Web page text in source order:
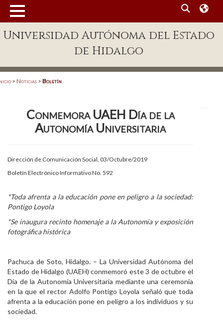
Enlaces
Patronato
Publicaciones en línea
Acreditación Internacional
Alumnado
Personal
Visitantes
Universidad Autónoma del Estado
de Hidalgo
> Noticias > Boletín
Conmemora UAEH Día de la
Autonomía Universitaria
Dirección de Comunicación Social, 03/Octubre/2019
Boletín Electrónico Informativo No. 592
*Toda afrenta a la educación pone en peligro a la sociedad:
Pontigo Loyola
*Se inaugura recinto homenaje a la Autonomía y exposición
fotográfica histórica
Pachuca de Soto, Hidalgo. – La Universidad Autónoma del
Estado de Hidalgo (UAEH) conmemoró este 3 de octubre el
Día de la Autonomía Universitaria mediante una ceremonia
en la que el rector Adolfo Pontigo Loyola señaló que toda
afrenta a la educación pone en peligro a los individuos y su
sociedad.